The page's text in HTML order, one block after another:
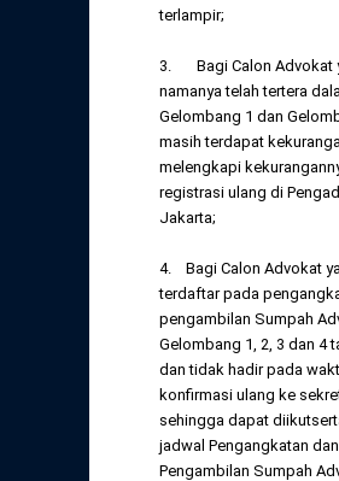
terlampir;
3. Bagi Calon Advokat
namanya telah tertera
Gelombang 1 dan
masih terdapat
melengkapi
registrasi ulang di
Jakarta;
4. Bagi Calon Advokat
terdaftar pada
pengambilan Sumpah
Gelombang 1, 2, 3 dan 4
dan tidak hadir pada
konfirmasi ulang ke
sehingga dapat
jadwal Pengangkatan dan
Pengambilan Sumpah